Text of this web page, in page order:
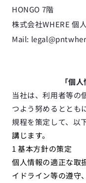
HONGO 7階
株式会社WHERE 個
Mail:
「個
当社は、利用者等の
つよう努めるととも
規程を策定して、以
講じます。
1 基本方針の策定
個人情報の適正な取
イドライン等の遵守